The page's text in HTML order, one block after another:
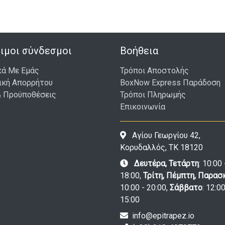
σύνδεσμοι
Με Εμάς
Απορρήτου
Προϋποθέσεις
Βοήθεια
Τρόποι Αποστολής
BoxNow Express Παράδοση
Τρόποι Πληρωμής
Επικοινωνία
Αγίου Γεωργίου 42,
Κορυδαλλός, ΤΚ 18120
Δευτέρα, Τετάρτη: 10:00
18:00, Τρίτη, Πέμπτη,
10:00 - 20:00, Σάββατο:
15:00
info@epitrapez.io